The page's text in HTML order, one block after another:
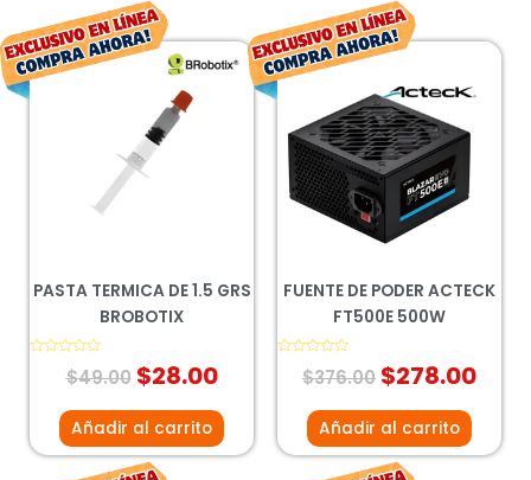
PASTA TERMICA DE 1.5 GRS
BROBOTIX
Valorado$49.00
El
precio
original
era:
$49.00.
$28.00
El
precio
$28.00.
Añadir al carrito
FUENTE DE PODER ACTECK
FT500E 500W
Valorado
$376.00
El
precio
original
era:
$376.00.
$278.00
Añadir al carrito